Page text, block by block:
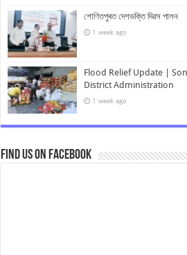
শোণিতপুৰত দেশভক্তি দিৱস পালন
1 week ago
Flood Relief Update |
District Administration
1 week ago
Find us on Facebook